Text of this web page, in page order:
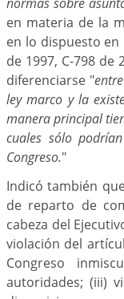
en materia de la
en lo dispuesto en
de 1997, C-798 de
diferenciarse "
ley marco y la
manera principal
cuales sólo
Congreso."
Indicó también
de reparto de
cabeza del
violación del
Congreso
autoridades; (iii)